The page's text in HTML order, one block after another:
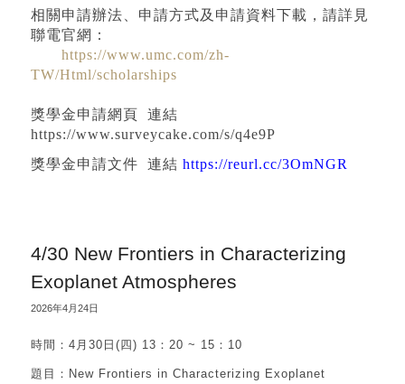
相關申請辦法、申請方式及申請資料下載，請詳見
聯電官網：
https://www.umc.com/zh-
TW/Html/scholarships
獎學金申請網頁 連結
https://www.surveycake.com/s/q4e9P
獎學金申請文件 連結 https://reurl.cc/3OmNGR
4/30 New Frontiers in Characterizing
Exoplanet Atmospheres
2026年4月24日
時間：4月30日(四) 13：20 ~ 15：10
題目：New Frontiers in Characterizing Exoplanet